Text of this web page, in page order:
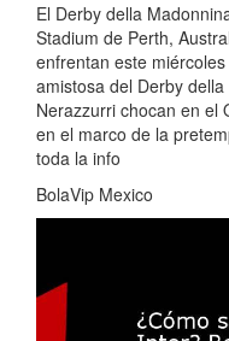
El Derby della
Stadium de Perth,
enfrentan este
amistosa del Derby
Nerazzurri chocan en el
en el marco de la
toda la info
BolaVip Mexico